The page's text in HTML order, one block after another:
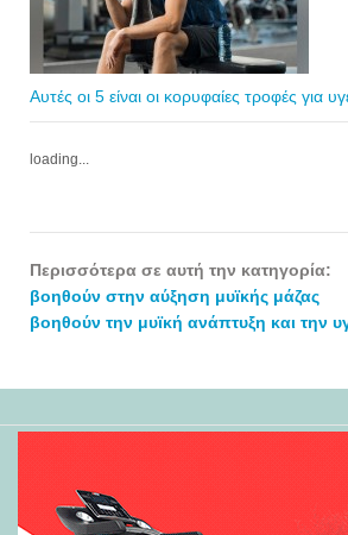
Αυτές οι 5 είναι οι κορυφαίες τροφές για
loading...
Περισσότερα σε αυτή την κατηγορία:
βοηθούν στην αύξηση μυϊκής μάζας
βοηθούν την μυϊκή ανάπτυξη και την